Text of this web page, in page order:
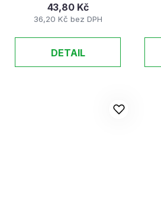
36,20 Kč bez DPH
43,80 Kč
DETAIL